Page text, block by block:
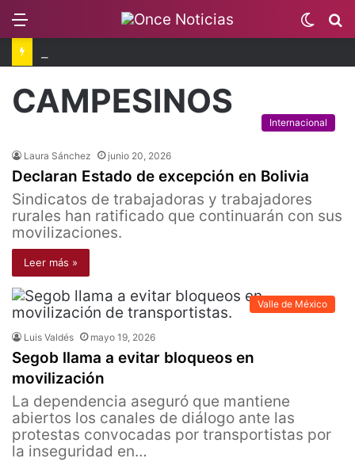
Switch
skin
CAMPESINOS
Internacional
Laura Sánchez junio 20, 2026
Declaran Estado de excepción en Bolivia
Sindicatos de trabajadoras y trabajadores
rurales han ratificado que continuarán con sus
movilizaciones.
Leer más »
Valle de México
Luis Valdés mayo 19, 2026
Segob llama a evitar bloqueos en
movilización
La dependencia aseguró que mantiene
abiertos los canales de diálogo ante las
protestas convocadas por transportistas por
la inseguridad en…